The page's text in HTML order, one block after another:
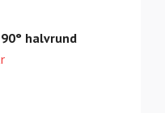
halvrund